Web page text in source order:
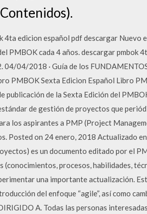
4ta edicion español pdf descargar Nuevo
PMBOK cada 4 años. descargar pmbok
04/2018 · Guía de los
PMBOK Sexta Edicion Español Libro
de la Sexta Edición del
de gestión de proyectos que
los aspirantes a PMP (Project
Posted on 24 enero, 2018 Actualizado
es un documento editado por el
procesos, habilidades,
una importante actualización.
del enfoque “agile”, así como
A. Todas las personas